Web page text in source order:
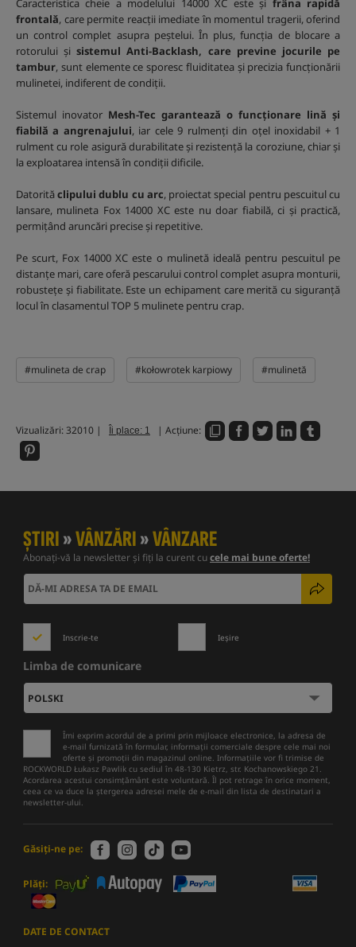
Caracteristica cheie a modelului 14000 XC este și frâna rapidă
frontală, care permite reacții imediate în momentul tragerii, oferind
un control complet asupra peștelui. În plus, funcția de blocare a
rotorului șisistemul Anti-Backlash, care previne jocurile pe
tambur, sunt elemente ce sporesc fluiditatea și precizia funcționării
mulinetei, indiferent de condiții.
Sistemul inovator Mesh-Tec garantează o funcționare lină și
fiabilă a angrenajului, iar cele 9 rulmenți din oțel inoxidabil + 1
rulment cu role asigură durabilitate și rezistență la coroziune, chiar și
la exploatarea intensă în condiții dificile.
Datorităclipului dublu cu arc, proiectat special pentru pescuitul cu
lansare, mulineta Fox 14000 XC este nu doar fiabilă, ci și practică,
permițând aruncări precise și repetitive.
Pe scurt, Fox 14000 XC este o mulinetă ideală pentru pescuitul pe
distanțe mari, care oferă pescarului control complet asupra monturii,
robustețe și fiabilitate. Este un echipament care merită cu siguranță
locul în clasamentul TOP 5 mulinete pentru crap.
#mulineta de crap #kołowrotek karpiowy #mulinetă
Vizualizări: 32010 | Îi place: 1 | Acțiune:
ȘTIRI»VÂNZĂRI»VÂNZARE
Abonați-vă la newsletter și fiți la curent cucele mai bune oferte!
Inscrie-te Ieșire
Limba de comunicare
Îmi exprim acordul de a primi prin mijloace electronice, la adresa de
e-mail furnizată în formular, informații comerciale despre cele mai noi
oferte și promoții din magazinul online. Informațiile vor fi trimise de
ROCKWORLD Łukasz Pawlik cu sediul în 48-130 Kietrz, str. Kochanowskiego 21.
Acordarea acestui consimțământ este voluntară. Îl pot retrage în orice moment,
ceea ce va duce la ștergerea adresei mele de e-mail din lista de destinatari a
newsletter-ului.
Găsiți-ne pe:
Plăți:
DATE DE CONTACT